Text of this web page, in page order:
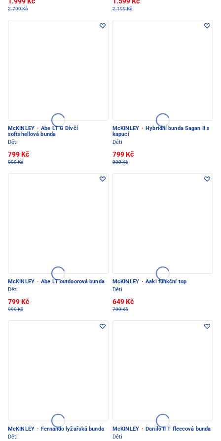
2.799 Kč 2.199 Kč
McKINLEY · Abe LT G Dívčí
softshellová bunda
Děti
799 Kč
999 Kč
McKINLEY · Hybridní bunda Sagan II s
kapucí
Děti
799 Kč
999 Kč
McKINLEY · Abe LT outdoorová bunda
Děti
799 Kč
999 Kč
McKINLEY · Aaki funkční top
Děti
649 Kč
799 Kč
McKINLEY · Fernando lyžařská bunda
Děti
McKINLEY · Danilo II T fleecová bunda
Děti